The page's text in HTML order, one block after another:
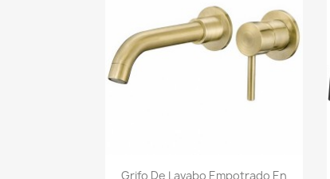
Vista rápida
Grifo De Lavabo Empotrado En